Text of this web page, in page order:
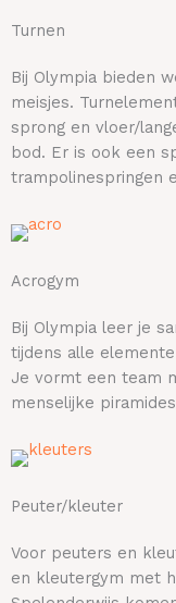
Turnen
Bij Olympia bieden
meisjes.
sprong en vloer/
bod. Er is ook een
trampolinespringen
Acrogym
Bij Olympia leer je
tijdens alle
Je vormt een team
menselijke
Peuter/kleuter
Voor peuters en
en kleutergym met